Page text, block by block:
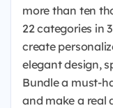
more than ten
22 categories in
create
elegant design,
Bundle a must-
and make a real